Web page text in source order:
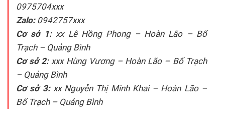
0975704xxx
Zalo:0942757xxx
Cơ sở 1:xx Lê Hồng Phong – Hoàn Lão – Bố
Trạch – Quảng Bình
Cơ sở 2:xxx Hùng Vương – Hoàn Lão – Bố Trạch
– Quảng Bình
Cơ sở 3:xx Nguyễn Thị Minh Khai – Hoàn Lão –
Bố Trạch – Quảng Bình